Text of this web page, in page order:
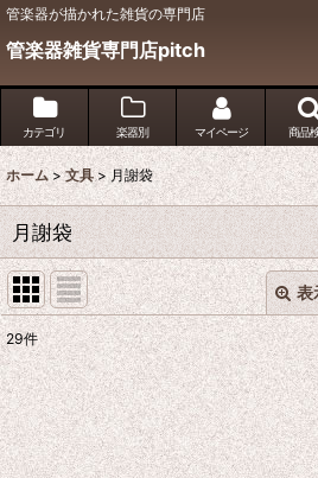
管楽器が描かれた雑貨の専門店
管楽器雑貨専門店pitch
カテゴリ 楽器別 マイページ 商品
ホーム > 文具 > 月謝袋
月謝袋
表
表示数:
並び順:
29件